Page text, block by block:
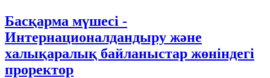
Басқарма мүшесі -
Интернационалдандыру және
халықаралық байланыстар жөніндегі
проректор